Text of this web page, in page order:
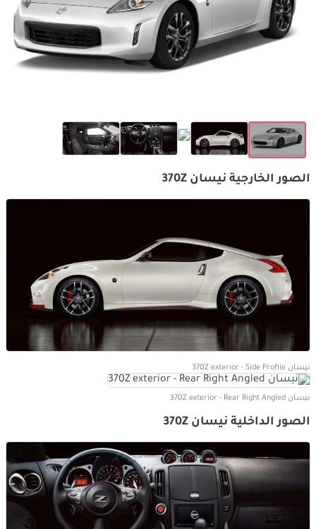
الصور الخارجية نيسان 370Z
نيسان 370Z exterior - Side Profile
نيسان 370Z exterior - Rear Right Angled
الصور الداخلية نيسان 370Z